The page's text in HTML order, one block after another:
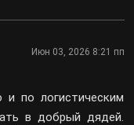
Июн 03, 2026 8:21 пп
по логистическим
в добрый дядей.